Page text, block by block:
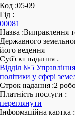
Код :05-09
Гід :
00081
Назва :Виправлення
Державного
його ведення
Суб'єкт надання :
Відділ №5 Управління
політики у сфері
Строк надання :2
Платність послуги :
переглянути
Інформаційна картка :